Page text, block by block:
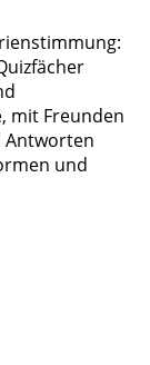
mit Freunden
Antworten
und